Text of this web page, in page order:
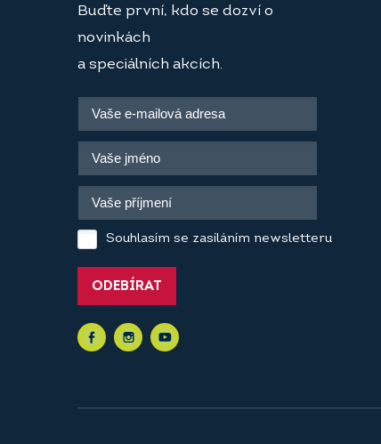
Buďte první, kdo se dozví o
novinkách
a speciálních akcích.
Souhlasím se zasíláním newsletteru
ODEBÍRAT